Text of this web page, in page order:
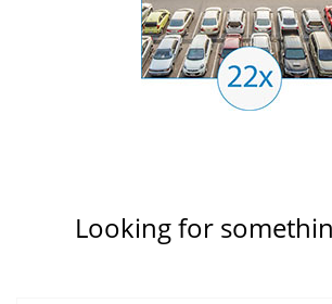
Looking for